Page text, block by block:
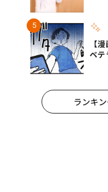
【
ベテ
ランキ